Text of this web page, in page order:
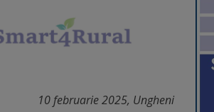
10 februarie 2025, Ungheni